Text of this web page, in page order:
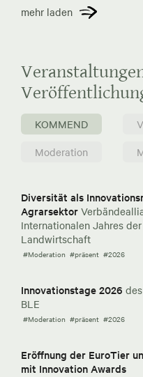
mehr laden
KOMMEND
Moderation
Diversität als
Agrarsektor
Internationalen Jahres
Landwirtschaft
#Moderation #präsent #2026
Innovationstage 2026
BLE
#Moderation #präsent #2026
Eröffnung der EuroTier
mit Innovation Awards